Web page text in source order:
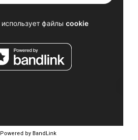
Powered by BandLink